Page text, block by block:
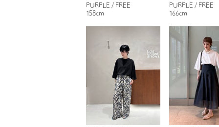
PURPLE / FREE
158cm
PURPLE / FREE
166cm